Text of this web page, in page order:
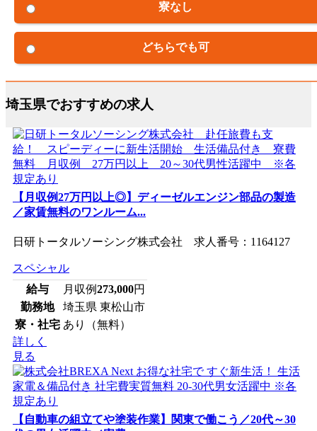
寮なし
どちらでも可
埼玉県でおすすめの求人
【月収例27万円以上◎】ディーゼルエンジン部品の製造
／家賃無料のワンルーム...
日研トータルソーシング株式会社 求人番号：1164127
スペシャル
給与
月収例273,000円
勤務地
埼玉県 東松山市
寮・社宅 あり（無料）
詳しく
見る
【自動車の組立てや塗装作業】関東で働こう／20代～30